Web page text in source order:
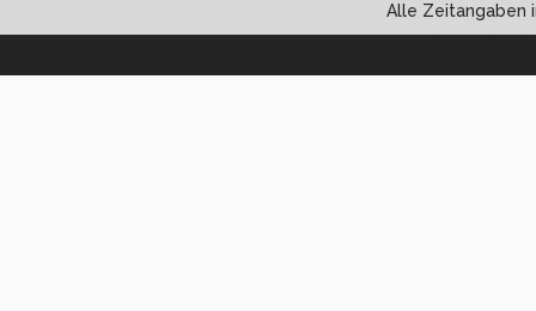
Alle Zeitangaben